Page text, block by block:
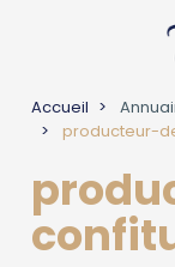
Accueil
producteur-